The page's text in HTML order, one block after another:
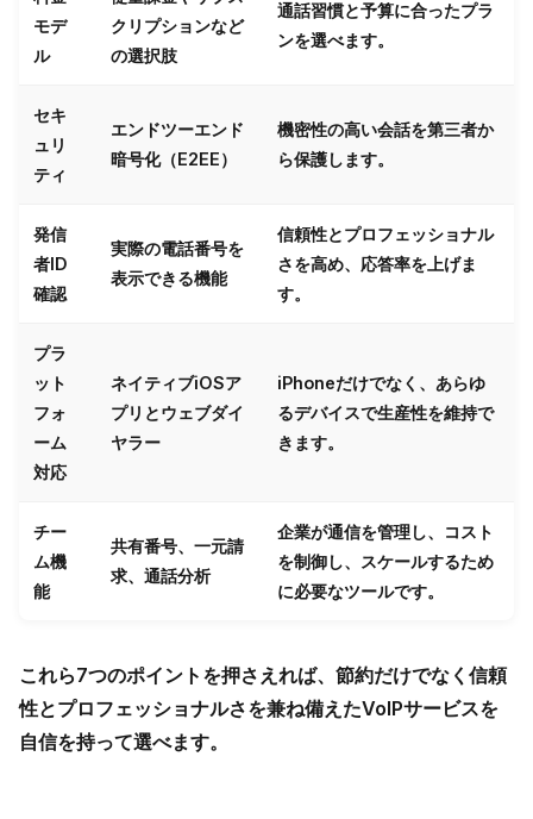
モデ
ル
クリプションなど
の選択肢
通話習慣と予算に合ったプラ
ンを選べます。
セキ
ュリ
ティ
エンドツーエンド
暗号化（E2EE）
機密性の高い会話を第三者か
ら保護します。
発信
者ID
確認
実際の電話番号を
表示できる機能
信頼性とプロフェッショナル
さを高め、応答率を上げま
す。
プラ
ット
フォ
ーム
対応
ネイティブiOSア
プリとウェブダイ
ヤラー
iPhoneだけでなく、あらゆ
るデバイスで生産性を維持で
きます。
チー
ム機
能
共有番号、一元請
求、通話分析
企業が通信を管理し、コスト
を制御し、スケールするため
に必要なツールです。
これら7つのポイントを押さえれば、節約だけでなく信頼
性とプロフェッショナルさを兼ね備えたVoIPサービスを
自信を持って選べます。